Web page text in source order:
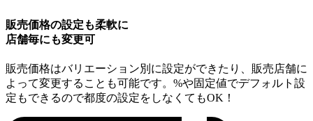
販売価格の設定も柔軟に
店舗毎にも変更可
販売価格はバリエーション別に設定ができたり、販売店舗に
よって変更することも可能です。%や固定値でデフォルト設
定もできるので都度の設定をしなくてもOK！